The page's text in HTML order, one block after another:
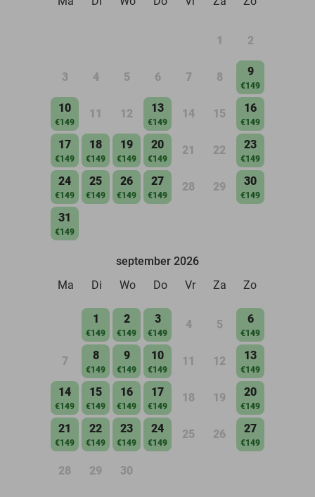
1 2
3 4 5 6 7 8 9
€149
10
€149
11 12 13
€149
14 15 16
€149
17
€149
18
€149
19
€149
20
€149
21 22 23
€149
24
€149
25
€149
26
€149
27
€149
28 29 30
€149
31
€149
september 2026
Ma
Di Wo Do Vr Za Zo
1
€149
2
€149
3
€149
4 5 6
€149
7 8
€149
9
€149
10
€149
11 12 13
€149
14
€149
15
€149
16
€149
17
€149
18 19 20
€149
21
€149
22
€149
23
€149
24
€149
25 26 27
€149
28 29 30